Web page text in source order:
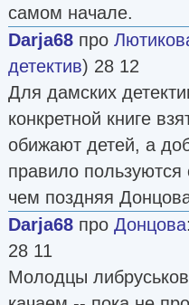
самом начале.
Darja68 про
детектив) 28 12
Для дамских
конкретной книге
обижают детей, а
правило
чем поздняя
Darja68 про Донцова:
28 11
Молодцы